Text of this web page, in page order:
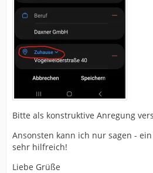
Bitte als konstruktive Anregung
Ansonsten kann ich nur sagen -
sehr hilfreich!
Liebe Grüße